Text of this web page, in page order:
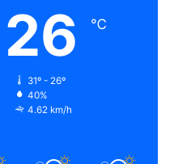
26 ℃
31º - 26º
40%
4.62 km/h